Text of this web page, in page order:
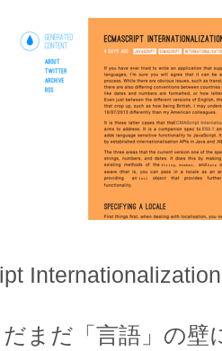
まだ「言語」の壁